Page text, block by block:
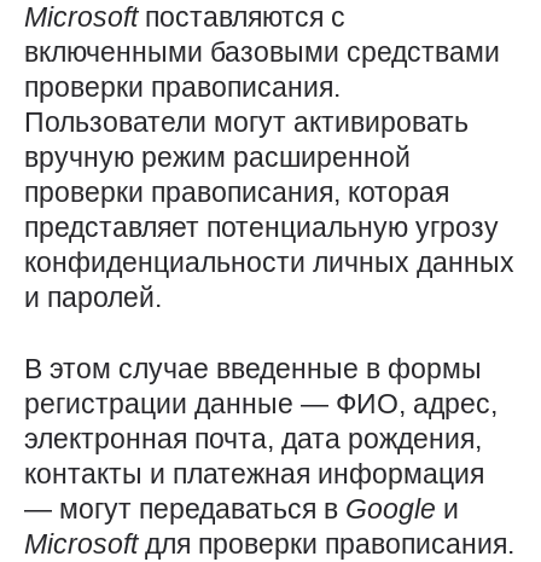
Microsoft поставляются с
включенными базовыми средствами
проверки правописания.
Пользователи могут активировать
вручную режим расширенной
проверки правописания, которая
представляет потенциальную угрозу
конфиденциальности личных данных
и паролей.
В этом случае введенные в формы
регистрации данные — ФИО, адрес,
электронная почта, дата рождения,
контакты и платежная информация
— могут передаваться в Google и
Microsoftдля проверки правописания.